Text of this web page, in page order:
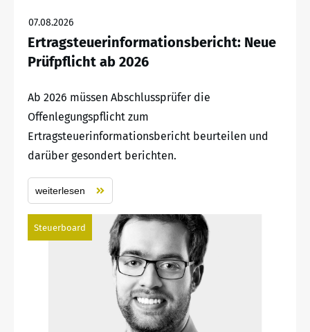
07.08.2026
Ertragsteuerinformationsbericht: Neue
Prüfpflicht ab 2026
Ab 2026 müssen Abschlussprüfer die
Offenlegungspflicht zum
Ertragsteuerinformationsbericht beurteilen und
darüber gesondert berichten.
weiterlesen
Steuerboard